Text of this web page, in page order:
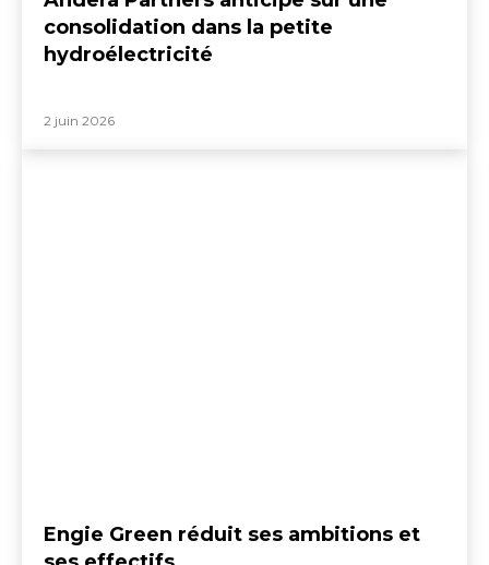
consolidation dans la petite
hydroélectricité
2 juin 2026
Engie Green réduit ses ambitions et